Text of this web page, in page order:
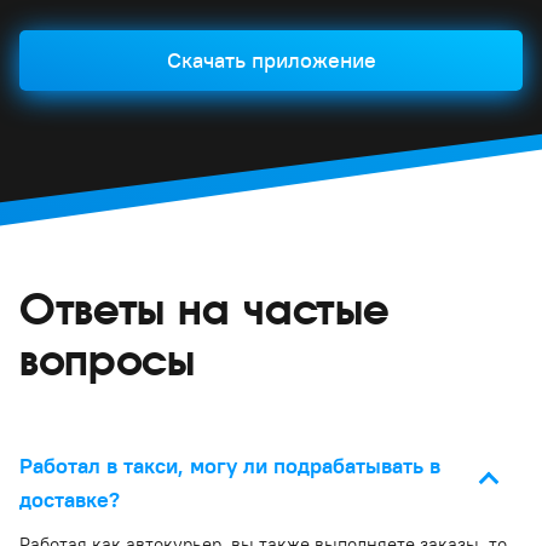
Скачать приложение
Ответы на частые
вопросы
Работал в такси, могу ли подрабатывать в
доставке?